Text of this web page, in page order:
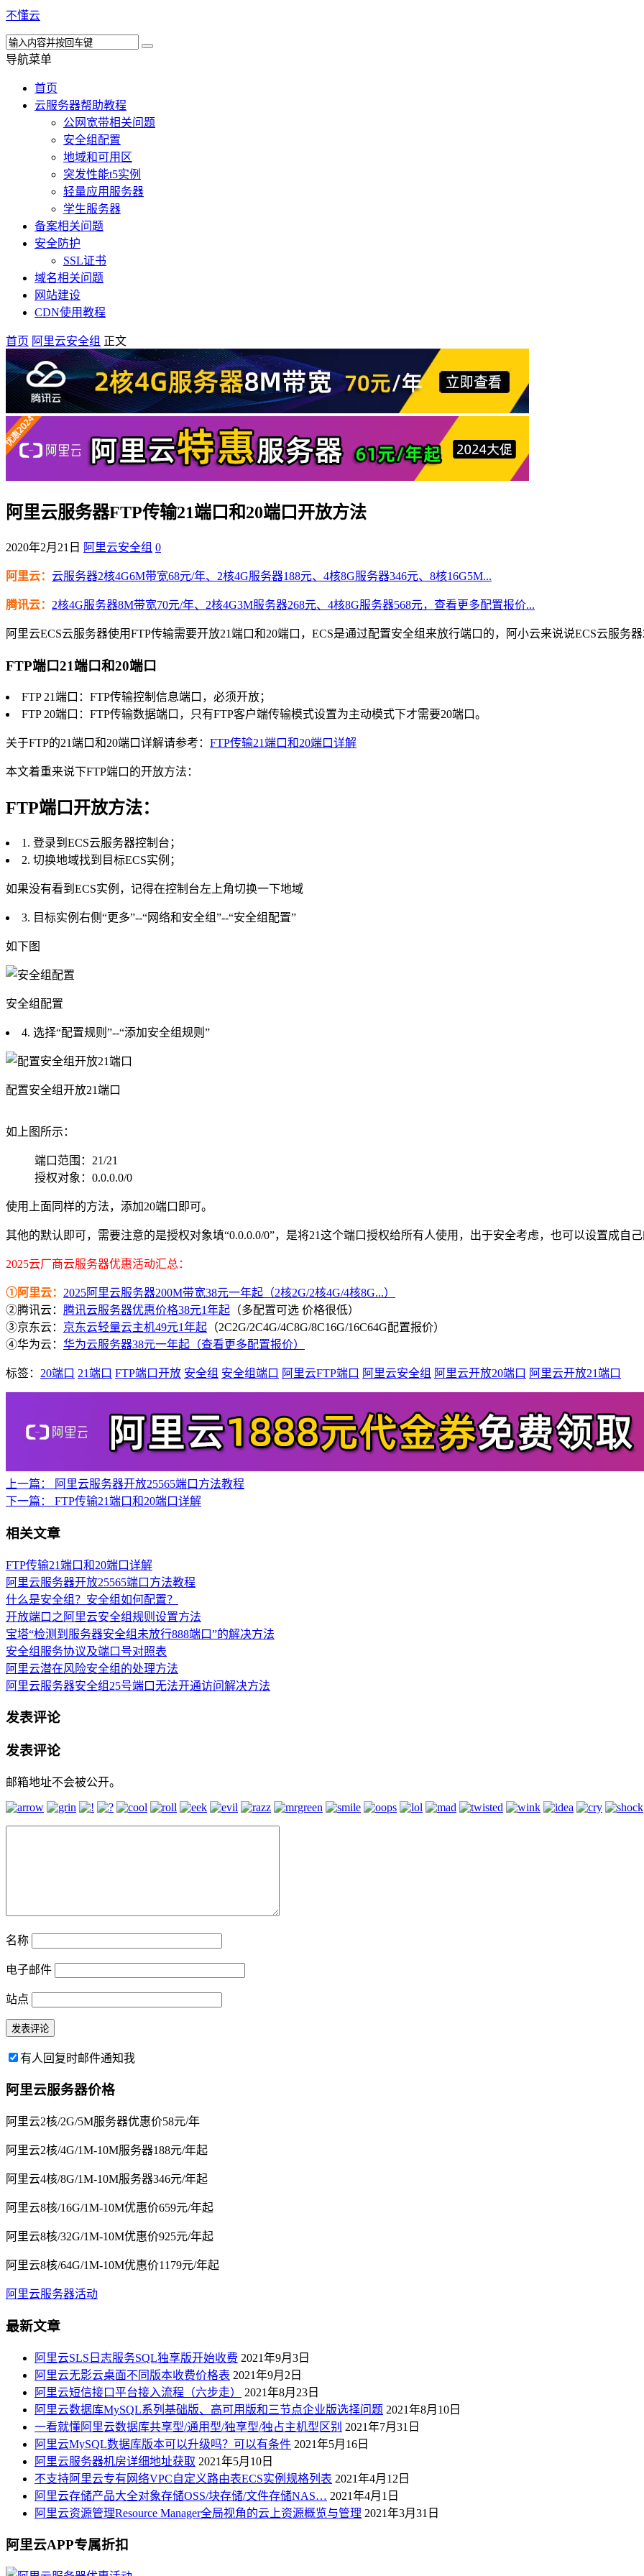
不懂云
导航菜单
首页
云服务器帮助教程
公网宽带相关问题
安全组配置
地域和可用区
突发性能t5实例
轻量应用服务器
学生服务器
备案相关问题
安全防护
SSL证书
域名相关问题
网站建设
CDN使用教程
首页 阿里云安全组 正文
阿里云服务器FTP传输21端口和20端口开放方法
2020年2月21日 阿里云安全组 0
阿里云： 云服务器2核4G6M带宽68元/年、2核4G服务器188元、4核8G服务器346元、8核16G5M...
腾讯云： 2核4G服务器8M带宽70元/年、2核4G3M服务器268元、4核8G服务器568元，查看更多配置报价...
阿里云ECS云服务器使用FTP传输需要开放21端口和20端口，ECS是通过配置安全组来放行端口的，阿小云来说说ECS云服务
FTP端口21端口和20端口
FTP 21端口：FTP传输控制信息端口，必须开放；
FTP 20端口：FTP传输数据端口，只有FTP客户端传输模式设置为主动模式下才需要20端口。
关于FTP的21端口和20端口详解请参考： FTP传输21端口和20端口详解
本文着重来说下FTP端口的开放方法：
FTP端口开放方法：
1. 登录到ECS云服务器控制台；
2. 切换地域找到目标ECS实例；
如果没有看到ECS实例，记得在控制台左上角切换一下地域
3. 目标实例右侧“更多”--“网络和安全组”--“安全组配置”
如下图
安全组配置
4. 选择“配置规则”--“添加安全组规则”
配置安全组开放21端口
如上图所示：
端口范围：21/21
授权对象：0.0.0.0/0
使用上面同样的方法，添加20端口即可。
其他的默认即可，需要注意的是授权对象填“0.0.0.0/0”，是将21这个端口授权给所有人使用，出于安全考虑，也可以设置成自己
2025云厂商云服务器优惠活动汇总：
①阿里云： 2025阿里云服务器200M带宽38元一年起（2核2G/2核4G/4核8G...）
②腾讯云： 腾讯云服务器优惠价格38元1年起 （多配置可选 价格很低）
③京东云： 京东云轻量云主机49元1年起 （2C2G/2C4G/4C8G/8C16G/16C64G配置报价）
④华为云： 华为云服务器38元一年起（查看更多配置报价）
标签： 20端口 21端口 FTP端口开放 安全组 安全组端口 阿里云FTP端口 阿里云安全组 阿里云开放20端口 阿里云开放21端口
上一篇：
阿里云服务器开放25565端口方法教程
下一篇：
FTP传输21端口和20端口详解
相关文章
FTP传输21端口和20端口详解
阿里云服务器开放25565端口方法教程
什么是安全组？安全组如何配置？
开放端口之阿里云安全组规则设置方法
宝塔“检测到服务器安全组未放行888端口”的解决方法
安全组服务协议及端口号对照表
阿里云潜在风险安全组的处理方法
阿里云服务器安全组25号端口无法开通访问解决方法
发表评论
发表评论
邮箱地址不会被公开。
名称
电子邮件
站点
有人回复时邮件通知我
阿里云服务器价格
阿里云2核/2G/5M服务器优惠价58元/年
阿里云2核/4G/1M-10M服务器188元/年起
阿里云4核/8G/1M-10M服务器346元/年起
阿里云8核/16G/1M-10M优惠价659元/年起
阿里云8核/32G/1M-10M优惠价925元/年起
阿里云8核/64G/1M-10M优惠价1179元/年起
阿里云服务器活动
最新文章
阿里云SLS日志服务SQL独享版开始收费 2021年9月3日
阿里云无影云桌面不同版本收费价格表 2021年9月2日
阿里云短信接口平台接入流程（六步走）
2021年8月23日
阿里云数据库MySQL系列基础版、高可用版和三节点企业版选择问题 2021年8月10日
一看就懂阿里云数据库共享型/通用型/独享型/独占主机型区别 2021年7月31日
阿里云MySQL数据库版本可以升级吗？可以有条件 2021年5月16日
阿里云服务器机房详细地址获取 2021年5月10日
不支持阿里云专有网络VPC自定义路由表ECS实例规格列表 2021年4月12日
阿里云存储产品大全对象存储OSS/块存储/文件存储NAS… 2021年4月1日
阿里云资源管理Resource Manager全局视角的云上资源概览与管理 2021年3月31日
阿里云APP专属折扣